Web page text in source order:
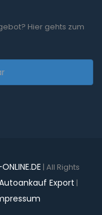
Hier gehts zum
| All Rights
Export |